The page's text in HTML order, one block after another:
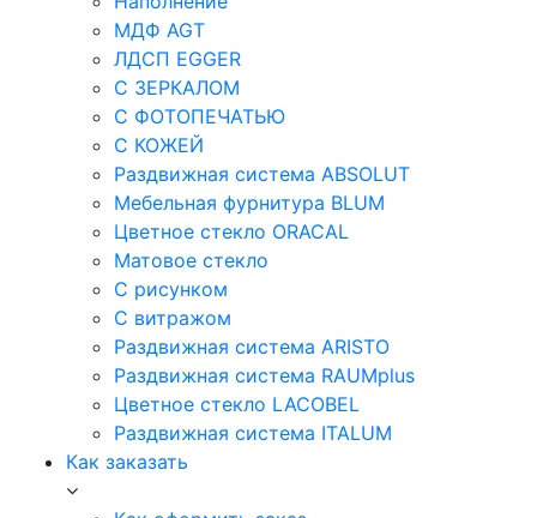
МДФ AGT
ЛДСП EGGER
С ЗЕРКАЛОМ
С ФОТОПЕЧАТЬЮ
С КОЖЕЙ
Раздвижная система ABSOLUT
Мебельная фурнитура BLUM
Цветное стекло ORACAL
Матовое стекло
C рисунком
C витражом
Раздвижная система ARISTO
Раздвижная система RAUMplus
Цветное стекло LACOBEL
Раздвижная система ITALUM
Как заказать